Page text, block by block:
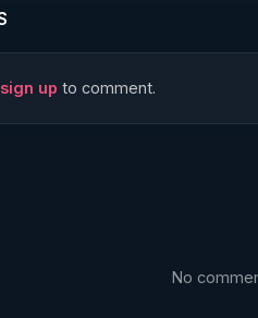
RÉGÉNÈRE
sign up to comment.
No